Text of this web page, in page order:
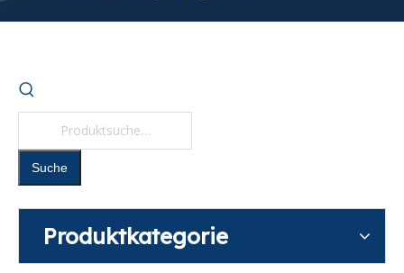
Suche
Produktkategorie